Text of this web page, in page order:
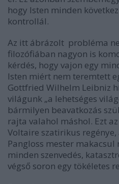
hogy Isten minden
kontrollál.
Az itt ábrázolt probléma
filozófiában nagyon is
kérdés, hogy vajon egy
Isten miért nem teremtett
Gottfried Wilhelm Leibniz
világunk „a lehetséges
bármilyen beavatkozás
rajta valahol máshol. Ezt
Voltaire szatirikus regénye,
Pangloss mester
minden szenvedés,
végső soron egy tökéletes